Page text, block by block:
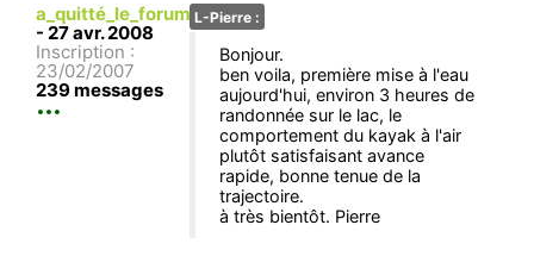
a_quitté_le_forum
- 27 avr. 2008
Inscription :
23/02/2007
239 messages
L-Pierre :
Bonjour.
ben voila, première mise à l'eau
aujourd'hui, environ 3 heures de
randonnée sur le lac, le
comportement du kayak à l'air
plutôt satisfaisant avance
rapide, bonne tenue de la
trajectoire.
à très bientôt. Pierre